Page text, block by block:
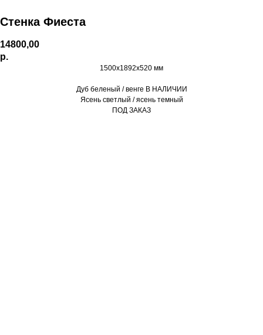
Стенка Фиеста
14800,00
р.
1500х1892х520 мм
Дуб беленый / венге В НАЛИЧИИ
Ясень светлый / ясень темный
ПОД ЗАКАЗ